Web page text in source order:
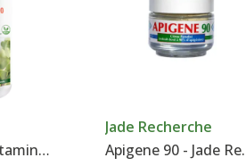
Acerola 500 Vitamine C - Fytostar
Jade Recherche